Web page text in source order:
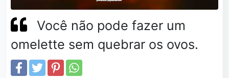
Você não pode fazer um
omelette sem quebrar os ovos.